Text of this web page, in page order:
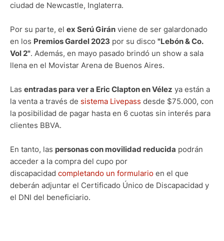
ciudad de Newcastle, Inglaterra.
Por su parte, el ex Serú Girán viene de ser galardonado
en los Premios Gardel 2023 por su disco "Lebón & Co.
Vol 2". Además, en mayo pasado brindó un show a sala
llena en el Movistar Arena de Buenos Aires.
Las entradas para ver a Eric Clapton en Vélez ya están a
la venta a través de sistema Livepass desde $75.000, con
la posibilidad de pagar hasta en 6 cuotas sin interés para
clientes BBVA.
En tanto, las personas con movilidad reducida podrán
acceder a la compra del cupo por
discapacidad completando un formulario en el que
deberán adjuntar el Certificado Único de Discapacidad y
el DNI del beneficiario.